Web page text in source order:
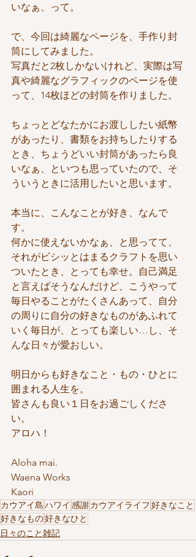
いなぁ、って。
で、今回は綺麗なページを、手作り封
筒にしてみました。
写真だと2枚しかないけれど、実際は写
真や綺麗なグラフィックのページを使
って、14枚ほどの封筒を作りました。
ちょっとどなたかにお渡ししたい紙幣
があったり、書類をお持ちしたりする
とき、ちょうどいい封筒があったら良
いなぁ、といつも思っていたので、そ
ういうときに活用したいと思います。
本当に、こんなことが好き、なんで
す。
何かに使えないかなぁ、と思ってて、
それがビシッとはまるクラフトを思い
ついたとき、とっても幸せ。自己満足
と言えばそうなんだけど、こうやって
毎日やることがたくさんあって、自分
の周りに自分の好きなものがあふれて
いく毎日が、とっても楽しい…し、そ
んな日々が愛おしい。
明日からも好きなこと・もの・ひとに
囲まれる人生を。
皆さんも良い１日をお過ごしくださ
い。
アロハ！
Aloha mai.
Waena Works
Kaori
カウアイ島ハワイ 感謝カウアイライフ好きなこと
好きなもの好きなひと
日々のこと雑記